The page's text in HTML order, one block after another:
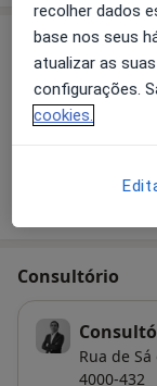
Serviços e
Primeira
Serviço gratuito
Como
Consultório
Rua de
4000-432
recolher dados
base nos seus
atualizar as
configurações.
cookies.